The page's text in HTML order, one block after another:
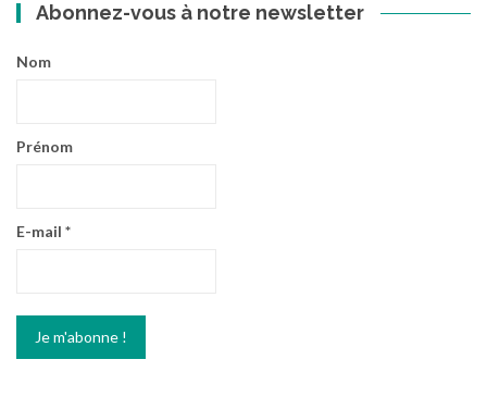
Abonnez-vous à notre newsletter
Nom
Prénom
E-mail *